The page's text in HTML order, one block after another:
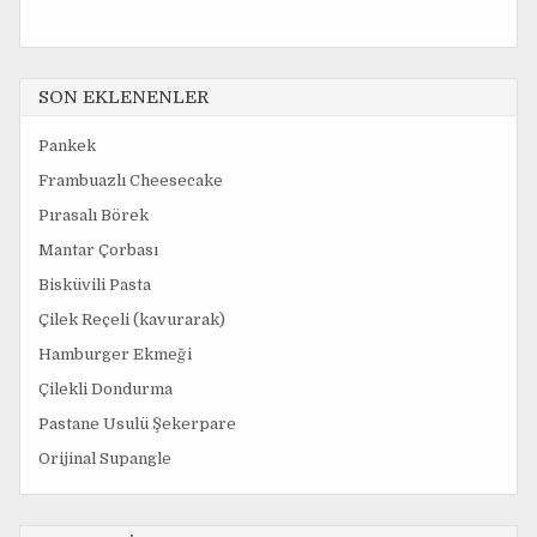
SON EKLENENLER
Pankek
Frambuazlı Cheesecake
Pırasalı Börek
Mantar Çorbası
Bisküvili Pasta
Çilek Reçeli (kavurarak)
Hamburger Ekmeği
Çilekli Dondurma
Pastane Usulü Şekerpare
Orijinal Supangle